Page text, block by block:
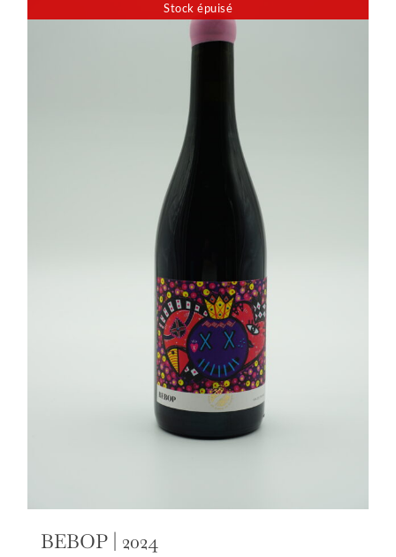
Stock épuisé
BEBOP | 2024